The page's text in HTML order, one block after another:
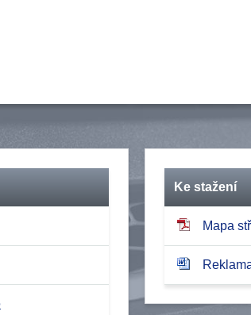
Ke stažení
Mapa